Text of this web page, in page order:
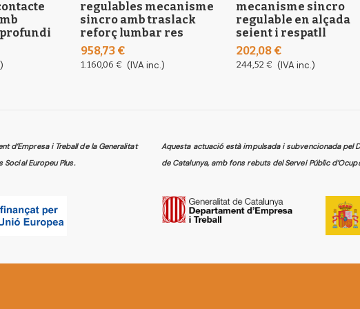
regulables mecanisme
sincro amb traslack
reforç lumbar res
958,73 €
1.160,06 € (IVA inc.)
mecanisme sincro
regulable en alçada
seient i respatll
202,08 €
244,52 € (IVA inc.)
d’Empresa i Treball de la Generalitat
Europeu Plus.
Aquesta actuació està impulsada i subvencionada pel
de Catalunya, amb fons rebuts del Servei Públic